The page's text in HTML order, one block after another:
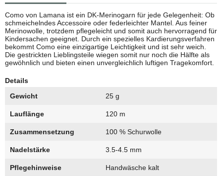
Como von Lamana ist ein DK-Merinogarn für jede Gelegenheit: Ob
schmeichelndes Accessoire oder federleichter Mantel. Aus feiner
Merinowolle, trotzdem pflegeleicht und somit auch hervorragend für
Kindersachen geeignet. Durch ein spezielles Kardierungsverfahren
bekommt Como eine einzigartige Leichtigkeit und ist sehr weich.
Die gestrickten Lieblingsteile wiegen somit nur noch die Hälfte als
gewöhnlich und bieten einen unvergleichlich luftigen Tragekomfort.
Details
Gewicht
25 g
Lauflänge 120 m
Zusammensetzung 100 % Schurwolle
Nadelstärke 3.5-4.5 mm
Pflegehinweise Handwäsche kalt